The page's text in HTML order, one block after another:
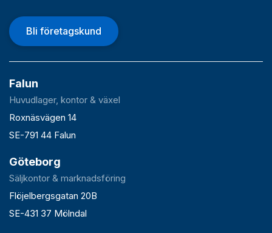
Bli företagskund
Falun
Huvudlager, kontor & växel
Roxnäsvägen 14
SE-791 44 Falun
Göteborg
Säljkontor & marknadsföring
Flöjelbergsgatan 20B
SE-431 37 Mölndal